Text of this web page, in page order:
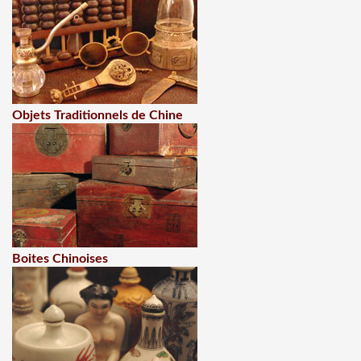
Objets Traditionnels de Chine
Boites Chinoises